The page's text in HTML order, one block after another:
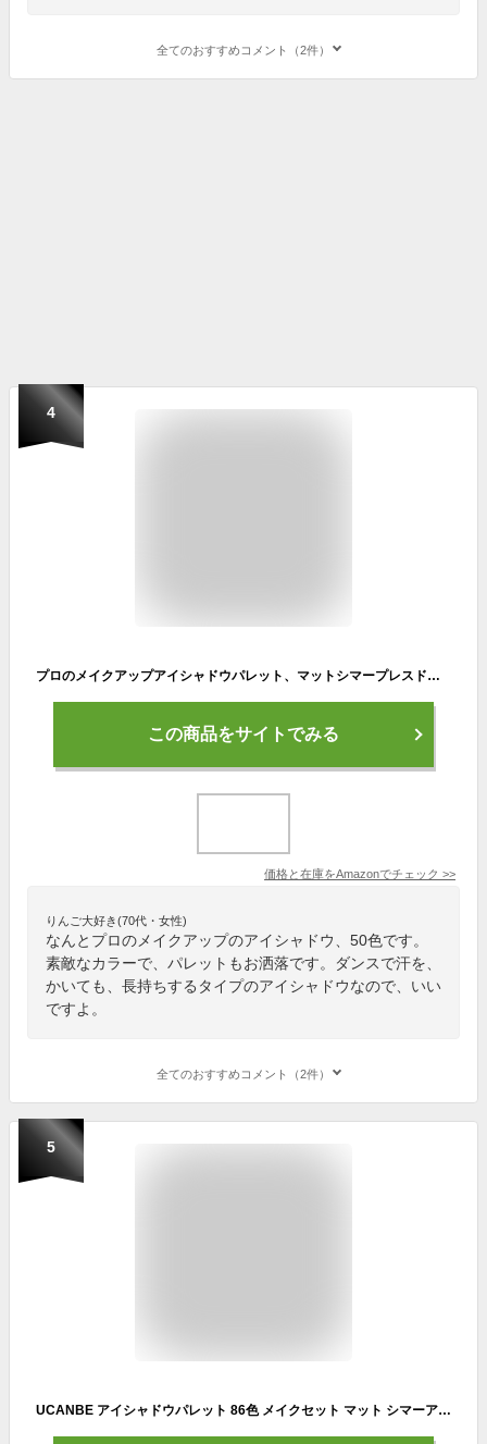
全てのおすすめコメント（2件）
4
プロのメイクアップアイシャドウパレット、マットシマープレスドピグメントスムーステクスチャーシェードアイシャドウ、防水長持ちするヌードメタリックメイクアップパレット (50色)
この商品をサイトでみる
価格と在庫をAmazonでチェック >>
りんご大好き(70代・女性)
なんとプロのメイクアップのアイシャドウ、50色です。
素敵なカラーで、パレットもお洒落です。ダンスで汗を、
かいても、長持ちするタイプのアイシャドウなので、いい
ですよ。
全てのおすすめコメント（2件）
5
UCANBE アイシャドウパレット 86色 メイクセット マット シマーアイシャドウ ハイライト コンター チークパウダー プロ用メイクパレット ギフトセット